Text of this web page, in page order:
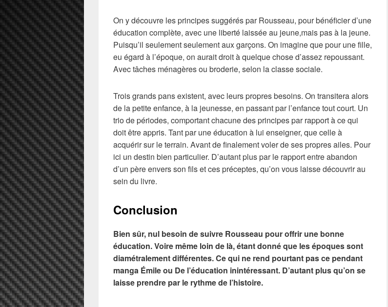
On y découvre les principes suggérés par Rousseau, pour bénéficier d’une
éducation complète, avec une liberté laissée au jeune,mais pas à la jeune.
Puisqu’il seulement seulement aux garçons. On imagine que pour une fille,
eu égard à l’époque, on aurait droit à quelque chose d’assez repoussant.
Avec tâches ménagères ou broderie, selon la classe sociale.
Trois grands pans existent, avec leurs propres besoins. On transitera alors
de la petite enfance, à la jeunesse, en passant par l’enfance tout court. Un
trio de périodes, comportant chacune des principes par rapport à ce qui
doit être appris. Tant par une éducation à lui enseigner, que celle à
acquérir sur le terrain. Avant de finalement voler de ses propres ailes. Pour
ici un destin bien particulier. D’autant plus par le rapport entre abandon
d’un père envers son fils et ces préceptes, qu’on vous laisse découvrir au
sein du livre.
Conclusion
Bien sûr, nul besoin de suivre Rousseau pour offrir une bonne
éducation. Voire même loin de là, étant donné que les époques sont
diamétralement différentes. Ce qui ne rend pourtant pas ce pendant
manga Émile ou De l’éducation inintéressant. D’autant plus qu’on se
laisse prendre par le rythme de l’histoire.